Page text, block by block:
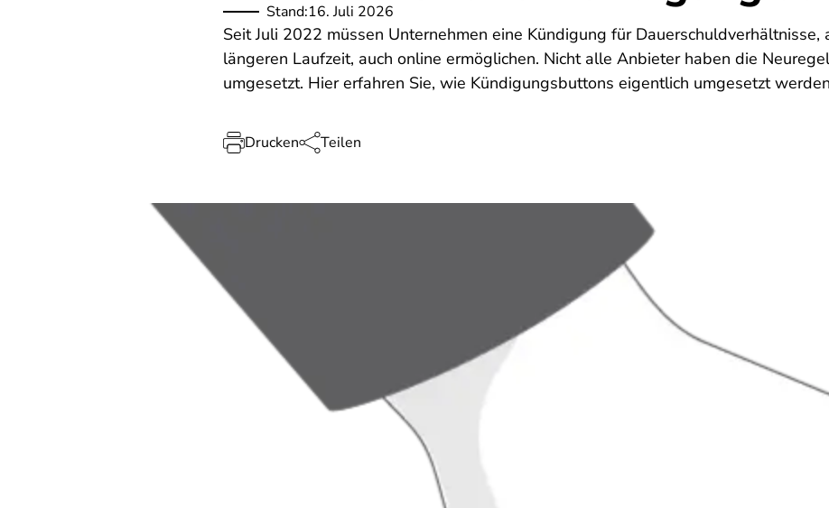
Stand:16. Juli 2026
Seit Juli 2022 müssen Unternehmen eine Kündigung für Dauerschuldverhältnisse,
längeren Laufzeit, auch online ermöglichen. Nicht alle Anbieter haben die
umgesetzt. Hier erfahren Sie, wie Kündigungsbuttons eigentlich umgesetzt
Drucken Teilen